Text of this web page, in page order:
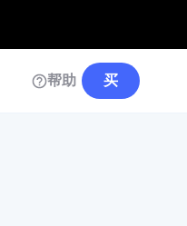
帮助 买